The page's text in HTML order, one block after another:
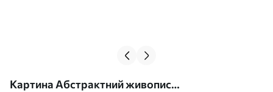
Картина Абстрактний живопис